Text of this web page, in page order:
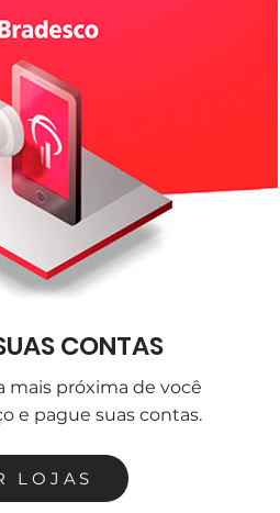
CONTAS
mais próxima de você
e pague suas contas.
LOJAS